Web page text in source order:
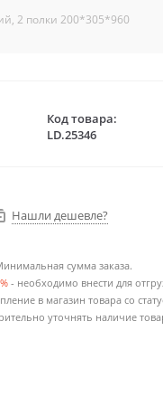
2 полки 200*305*960
Код товара:
LD.25346
Нашли дешевле?
сумма заказа.
- необходимо внести для
в магазин товара со
уточнять наличие